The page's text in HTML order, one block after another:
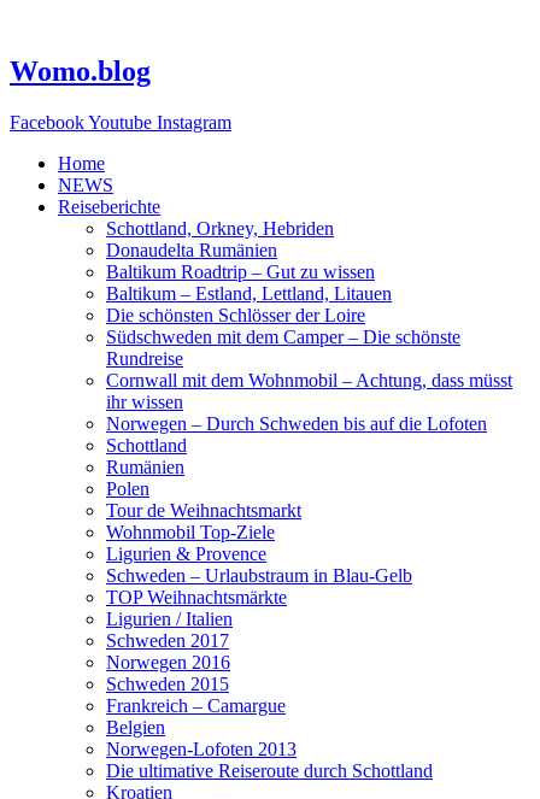
springen
Womo.blog
FacebookYoutube Instagram
Home
NEWS
Reiseberichte
Schottland, Orkney, Hebriden
Donaudelta Rumänien
Baltikum Roadtrip – Gut zu wissen
Baltikum – Estland, Lettland, Litauen
Die schönsten Schlösser der Loire
Südschweden mit dem Camper – Die schönste
Rundreise
Cornwall mit dem Wohnmobil – Achtung, dass müsst
ihr wissen
Norwegen – Durch Schweden bis auf die Lofoten
Schottland
Rumänien
Polen
Tour de Weihnachtsmarkt
Wohnmobil Top-Ziele
Ligurien & Provence
Schweden – Urlaubstraum in Blau-Gelb
TOP Weihnachtsmärkte
Ligurien / Italien
Schweden 2017
Norwegen 2016
Schweden 2015
Frankreich – Camargue
Belgien
Norwegen-Lofoten 2013
Die ultimative Reiseroute durch Schottland
Kroatien